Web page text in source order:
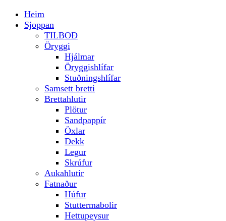
Heim
Sjoppan
TILBOÐ
Öryggi
Hjálmar
Öryggishlífar
Stuðningshlífar
Samsett bretti
Brettahlutir
Plötur
Sandpappír
Öxlar
Dekk
Legur
Skrúfur
Aukahlutir
Fatnaður
Húfur
Stuttermabolir
Hettupeysur